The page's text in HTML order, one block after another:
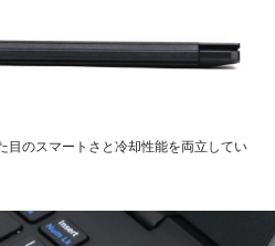
目のスマートさと冷却性能を両立してい